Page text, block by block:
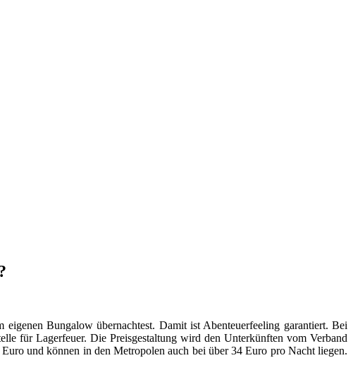
Bungalow übernachtest. Damit ist Abenteuerfeeling garantiert. Bei
für Lagerfeuer. Die Preisgestaltung wird den Unterkünften vom Verband
und können in den Metropolen auch bei über 34 Euro pro Nacht liegen.